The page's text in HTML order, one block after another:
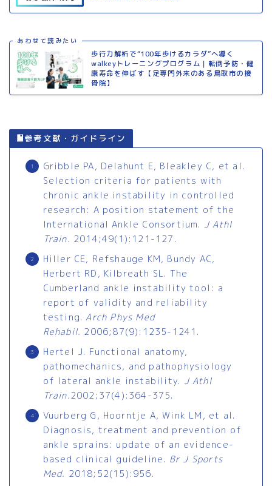
あわせて読みたい
歩行力解析で“100年歩けるカラダ”へ導く
walkeyトレーニングプログラム｜転倒予防・健
康寿命を伸ばす【足専門外来のある鳥取市の接
骨院】
参考文献・ガイドライン
Gribble PA, Delahunt E, Bleakley C, et al.
Selection criteria for patients with
chronic ankle instability in controlled
research: A position statement of the
International Ankle Consortium. J Athl
Train. 2014;49(1):121-127.
Hiller CE, Refshauge KM, Bundy AC,
Herbert RD, Kilbreath SL. The
Cumberland ankle instability tool: a
report of validity and reliability
testing.Arch Phys Med
Rehabil. 2006;87(9):1235-1241.
Hertel J. Functional anatomy,
pathomechanics, and pathophysiology
of lateral ankle instability. J Athl
Train.2002;37(4):364-375.
Vuurberg G, Hoorntje A, Wink LM, et al.
Diagnosis, treatment and prevention of
ankle sprains: update of an evidence-
based clinical guideline. Br J Sports
Med. 2018;52(15):956.